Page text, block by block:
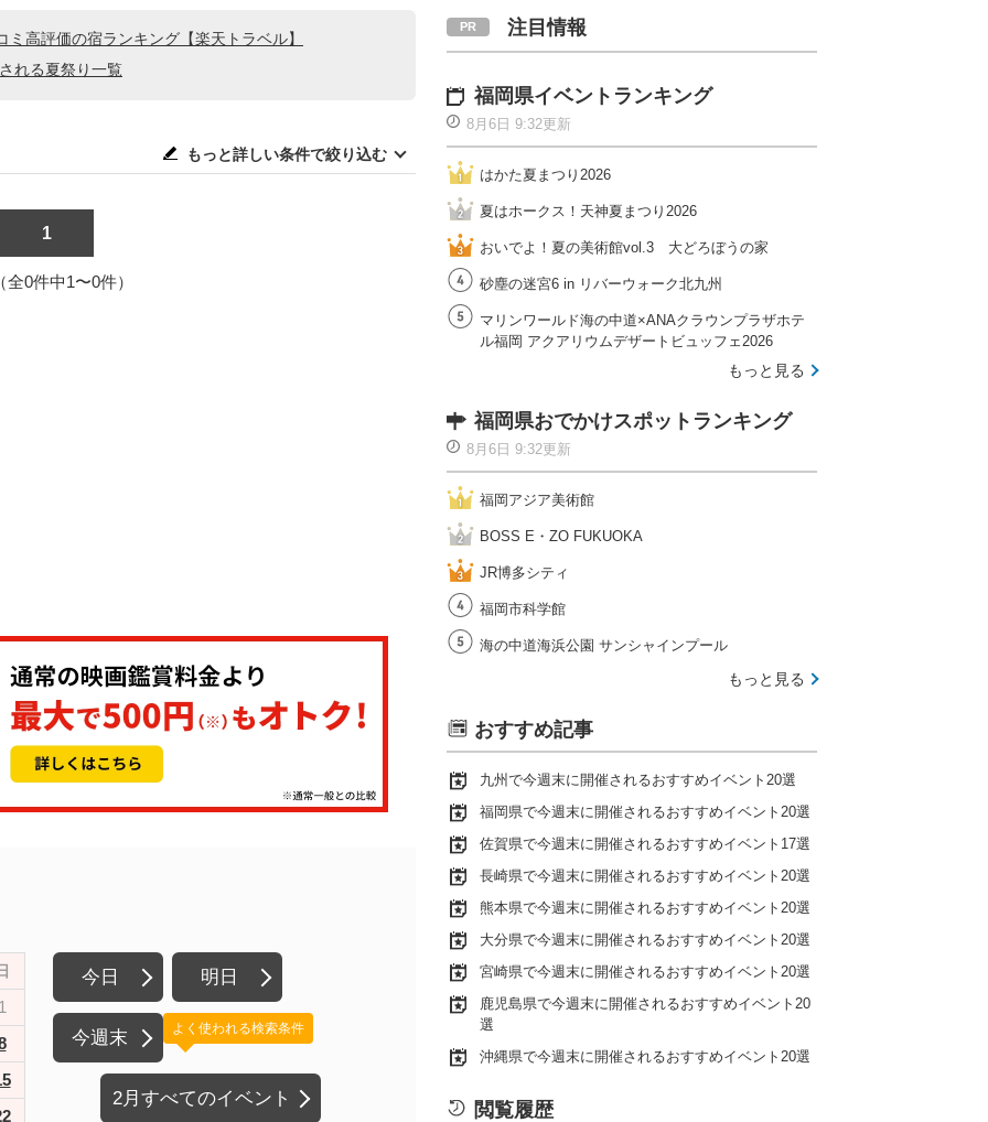
高評価の宿ランキング【楽天トラベル】
れる夏祭り一覧
もっと詳しい条件で絞り込む
1
全0件中1〜0件）
今日 明日
今週末
2月すべてのイベント
よく使われる検索条件
注目情報
福岡県イベントランキング
8月6日 9:32更新
はかた夏まつり2026
夏はホークス！天神夏まつり2026
おいでよ！夏の美術館vol.3 大どろぼうの家
砂塵の迷宮6 in リバーウォーク北九州
マリンワールド海の中道×ANAクラウンプラザホテ
ル福岡 アクアリウムデザートビュッフェ2026
もっと見る
福岡県おでかけスポットランキング
8月6日 9:32更新
福岡アジア美術館
BOSS E・ZO FUKUOKA
JR博多シティ
福岡市科学館
海の中道海浜公園 サンシャインプール
もっと見る
おすすめ記事
九州で今週末に開催されるおすすめイベント20選
福岡県で今週末に開催されるおすすめイベント20選
佐賀県で今週末に開催されるおすすめイベント17選
長崎県で今週末に開催されるおすすめイベント20選
熊本県で今週末に開催されるおすすめイベント20選
大分県で今週末に開催されるおすすめイベント20選
宮崎県で今週末に開催されるおすすめイベント20選
鹿児島県で今週末に開催されるおすすめイベント20
選
沖縄県で今週末に開催されるおすすめイベント20選
閲覧履歴